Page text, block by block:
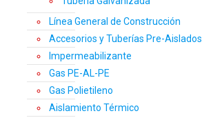
Línea General de Construcción
Accesorios y Tuberías Pre-Aislados
Impermeabilizante
Gas PE-AL-PE
Gas Polietileno
Aislamiento Térmico